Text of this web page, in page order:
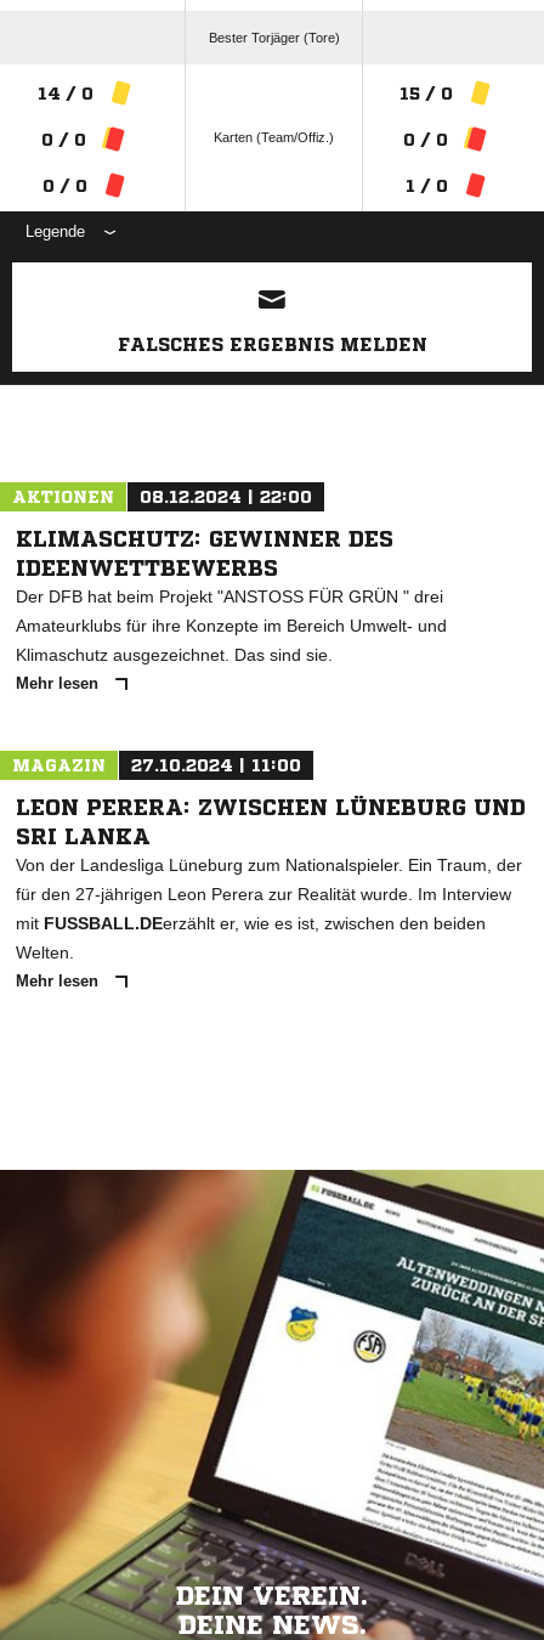
Bester Torjäger (Tore)
14 / 0
0 / 0
0 / 0
Karten (Team/Offiz.)
15 / 0
0 / 0
1 / 0
Legende
ANZEIGE
FALSCHES ERGEBNIS MELDEN
AKTIONEN 08.12.2024 | 22:00
KLIMASCHUTZ: GEWINNER DES
IDEENWETTBEWERBS
Der DFB hat beim Projekt "ANSTOSS FÜR GRÜN " drei
Amateurklubs für ihre Konzepte im Bereich Umwelt- und
Klimaschutz ausgezeichnet. Das sind sie.
Mehr lesen
MAGAZIN 27.10.2024 | 11:00
LEON PERERA: ZWISCHEN LÜNEBURG UND
SRI LANKA
Von der Landesliga Lüneburg zum Nationalspieler. Ein Traum, der
für den 27-jährigen Leon Perera zur Realität wurde. Im Interview
mit FUSSBALL.DEerzählt er, wie es ist, zwischen den beiden
Welten.
Mehr lesen
DEIN VEREIN.
DEINE NEWS.